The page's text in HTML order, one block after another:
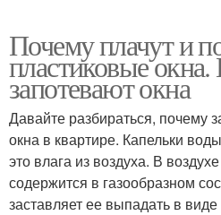
Почему плачут и
пластиковые
запотевают окна
Давайте разбираться, почему
окна в квартире. Капельки
это влага из воздуха. В
содержится в газообразном
заставляет ее выпадать в